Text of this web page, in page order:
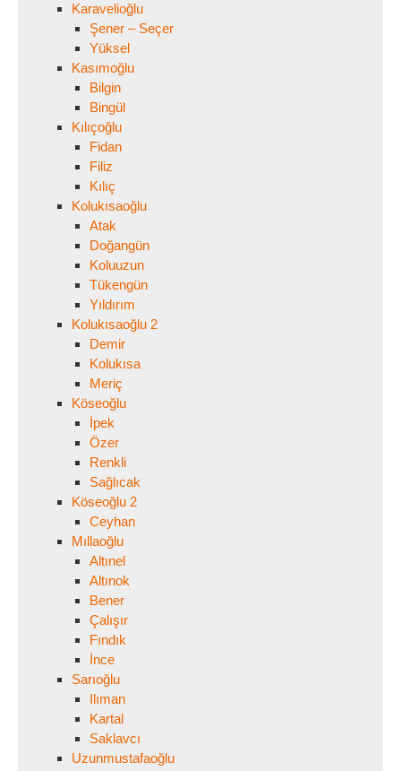
Karavelioğlu
Şener – Seçer
Yüksel
Kasımoğlu
Bilgin
Bingül
Kılıçoğlu
Fidan
Filiz
Kılıç
Kolukısaoğlu
Atak
Doğangün
Koluuzun
Tükengün
Yıldırım
Kolukısaoğlu 2
Demir
Kolukısa
Meriç
Köseoğlu
İpek
Özer
Renkli
Sağlıcak
Köseoğlu 2
Ceyhan
Mıllaoğlu
Altınel
Altınok
Bener
Çalışır
Fındık
İnce
Sarıoğlu
Ilıman
Kartal
Saklavcı
Uzunmustafaoğlu